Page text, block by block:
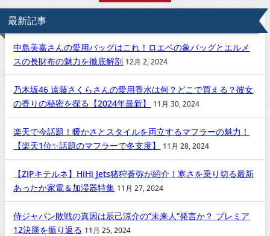
最新記事
中島美嘉さんの愛用バッグはこれ！ロエベの象バッグとエルメ
スの長財布の魅力を徹底解剖 12月 2, 2024
乃木坂46 遠藤さくらさんの愛用香水は何？どこで買える？彼女
の香りの秘密を探る【2024年最新】
11月 30, 2024
楽天で今話題！暖かさとスタイルを両立するマフラーの魅力！
【楽天1位✨話題のマフラーで冬支度】
11月 28, 2024
【ZIPキテルネ】HiHi Jets猪狩蒼弥が紹介！寒さを乗り切る最新
あったか家電＆加湿器特集 11月 27, 2024
侍ジャパン敗戦の真因は辰己涼介の“未来人”発言か？ プレミア
12決勝を振り返る 11月 25, 2024